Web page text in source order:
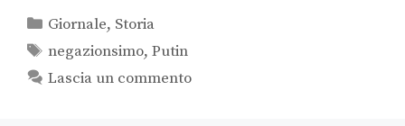
Giornale, Storia
negazionsimo,Putin
Lascia un commento